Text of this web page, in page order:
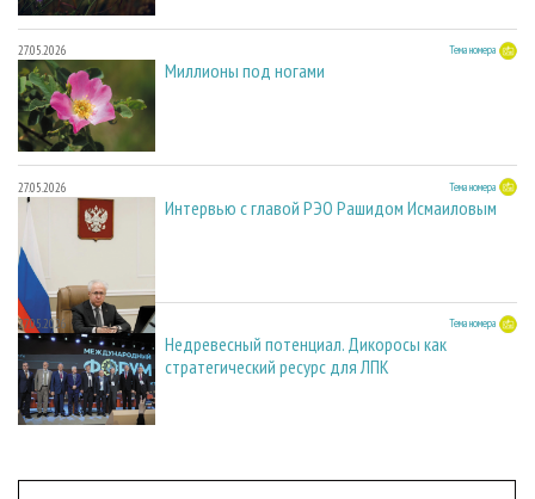
27.05.2026 Тема номера
Миллионы под ногами
27.05.2026 Тема номера
Интервью с главой РЭО Рашидом Исмаиловым
27.05.2026 Тема номера
Недревесный потенциал. Дикоросы как
стратегический ресурс для ЛПК